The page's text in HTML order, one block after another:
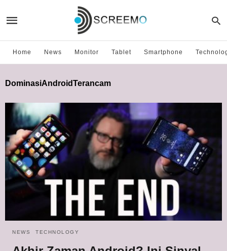
Home News Monitor Tablet Smartphone
DominasiAndroidTerancam
NEWS TECHNOLOGY